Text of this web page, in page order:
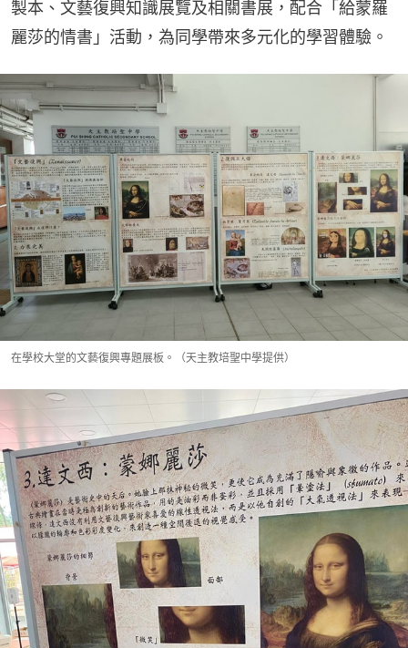
製本、文藝復興知識展覽及相關書展，配合「給蒙羅
麗莎的情書」活動，為同學帶來多元化的學習體驗。
在學校大堂的文藝復興專題展板。（天主教培聖中學提供）